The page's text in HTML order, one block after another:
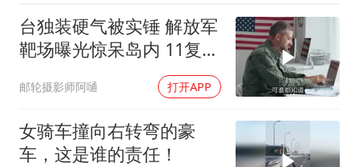
台独装硬气被实锤 解放军
靶场曝光惊呆岛内 11复刻
台北城反登陆演练全公开
邮轮摄影师阿嗵 打开APP
女骑车撞向右转弯的豪
车，这是谁的责任！